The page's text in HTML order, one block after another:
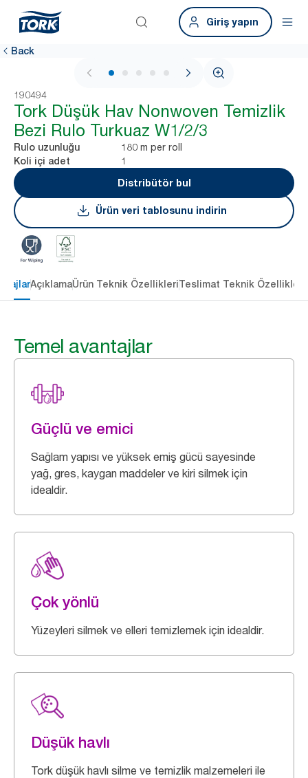
Giriş yapın
Back
1 / 5
190494
Tork Düşük Hav Nonwoven Temizlik
Bezi Rulo Turkuaz W1/2/3
Rulo uzunluğu 180 m per roll
Koli içi adet
1
Distribütör bul
Ürün veri tablosunu indirin
AçıklamaÜrün Teknik ÖzellikleriTeslimat Teknik Özellikleri
Temel avantajlar
Güçlü ve emici
Sağlam yapısı ve yüksek emiş gücü sayesinde
yağ, gres, kaygan maddeler ve kiri silmek için
idealdir.
Çok yönlü
Yüzeyleri silmek ve elleri temizlemek için idealdir.
Düşük havlı
Tork düşük havlı silme ve temizlik malzemeleri ile